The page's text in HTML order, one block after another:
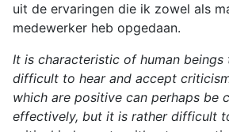
uit de ervaringen die ik zowel als
medewerker heb opgedaan.
It is characteristic of human
difficult to hear and accept
which are positive can perhaps be
effectively, but it is rather difficult